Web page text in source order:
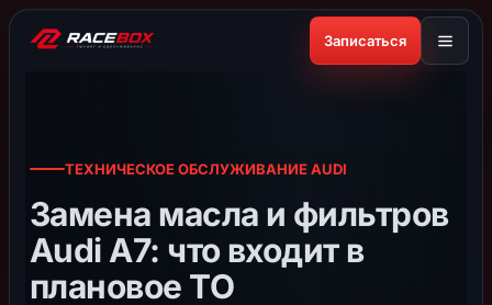
Записаться
ТЕХНИЧЕСКОЕ ОБСЛУЖИВАНИЕ AUDI
Замена масла и фильтров
Audi A7: что входит в
плановое ТО